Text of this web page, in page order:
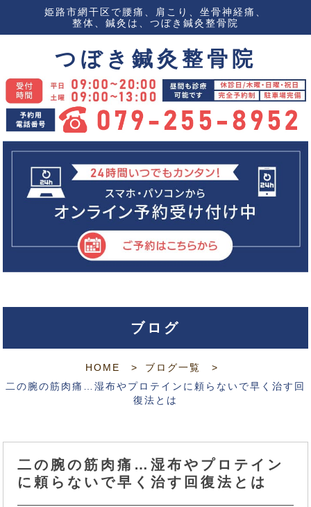
姫路市網干区で腰痛、肩こり、坐骨神経痛、
整体、鍼灸は、つぼき鍼灸整骨院
つぼき鍼灸整骨院
ブログ
HOME
ブログ一覧
二の腕の筋肉痛…湿布やプロテインに頼らないで早く治す回
復法とは
二の腕の筋肉痛…湿布やプロテイン
に頼らないで早く治す回復法とは